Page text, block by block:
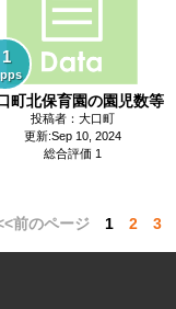
1
町北保育園の園児数等
投稿者：大口町
更新:Sep 10, 2024
総合評価 1
前のページ 1 2 3